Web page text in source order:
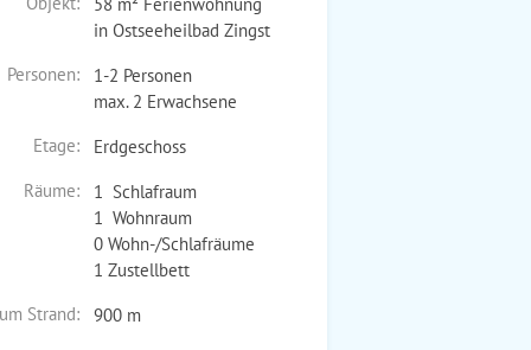
in Ostseeheilbad Zingst
Personen:
1-2 Personen
max. 2 Erwachsene
Etage:
Erdgeschoss
Räume:
1 Schlafraum
1 Wohnraum
0 Wohn-/Schlafräume
1 Zustellbett
Strand:
900 m